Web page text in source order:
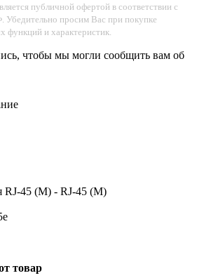
публичной офертой в соответствии с
Убедительно просим Вас при покупке
функций и характеристик.
чтобы мы могли сообщить вам об
RJ-45 (M) - RJ-45 (M)
товар